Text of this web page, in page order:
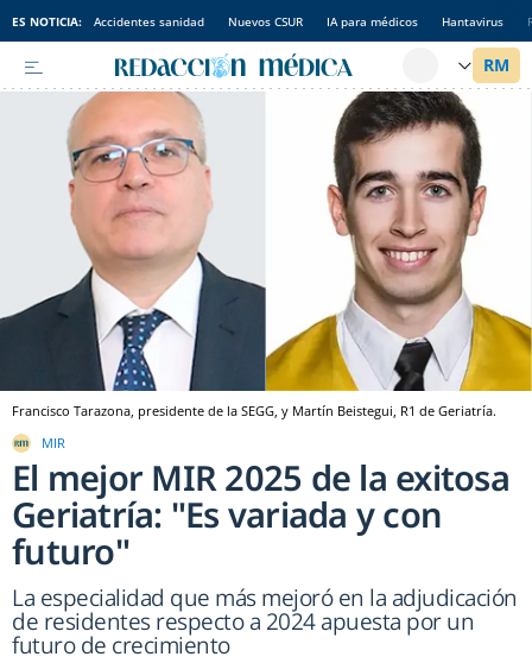
ES NOTICIA: Accidentes sanidad Nuevos CSUR IA para médicos Hantavirus
Francisco Tarazona, presidente de la SEGG, y Martín Beistegui, R1 de Geriatría.
MIR
El mejor MIR 2025 de la exitosa
Geriatría: "Es variada y con
futuro"
La especialidad que más mejoró en la adjudicación
de residentes respecto a 2024 apuesta por un
futuro de crecimiento